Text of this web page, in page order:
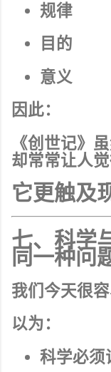
规律
目的
意义
因此：
《创世记》
却常常让人觉
它更触及
七、科学
同一种问
我们今天很容
以为：
科学必须